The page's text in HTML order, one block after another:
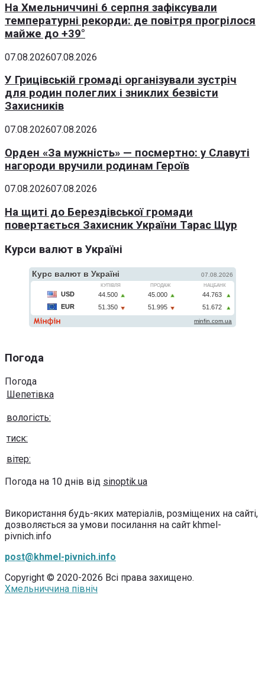
На Хмельниччині 6 серпня зафіксували
температурні рекорди: де повітря прогрілося
майже до +39°
07.08.202607.08.2026
У Грицівській громаді організували зустріч
для родин полеглих і зниклих безвісти
Захисників
07.08.202607.08.2026
Орден «За мужність» — посмертно: у Славуті
нагороди вручили родинам Героїв
07.08.202607.08.2026
На щиті до Берездівської громади
повертається Захисник України Тарас Щур
Курси валют в Україні
Погода
Погода
Шепетівка
вологість:
тиск:
вітер:
Погода на 10 днів від sinoptik.ua
Використання будь-яких матеріалів, розміщених на сайті,
дозволяється за умови посилання на сайт khmel-
pivnich.info
post@khmel-pivnich.info
Copyright © 2020-2026 Всі права захищено.
Хмельниччина північ